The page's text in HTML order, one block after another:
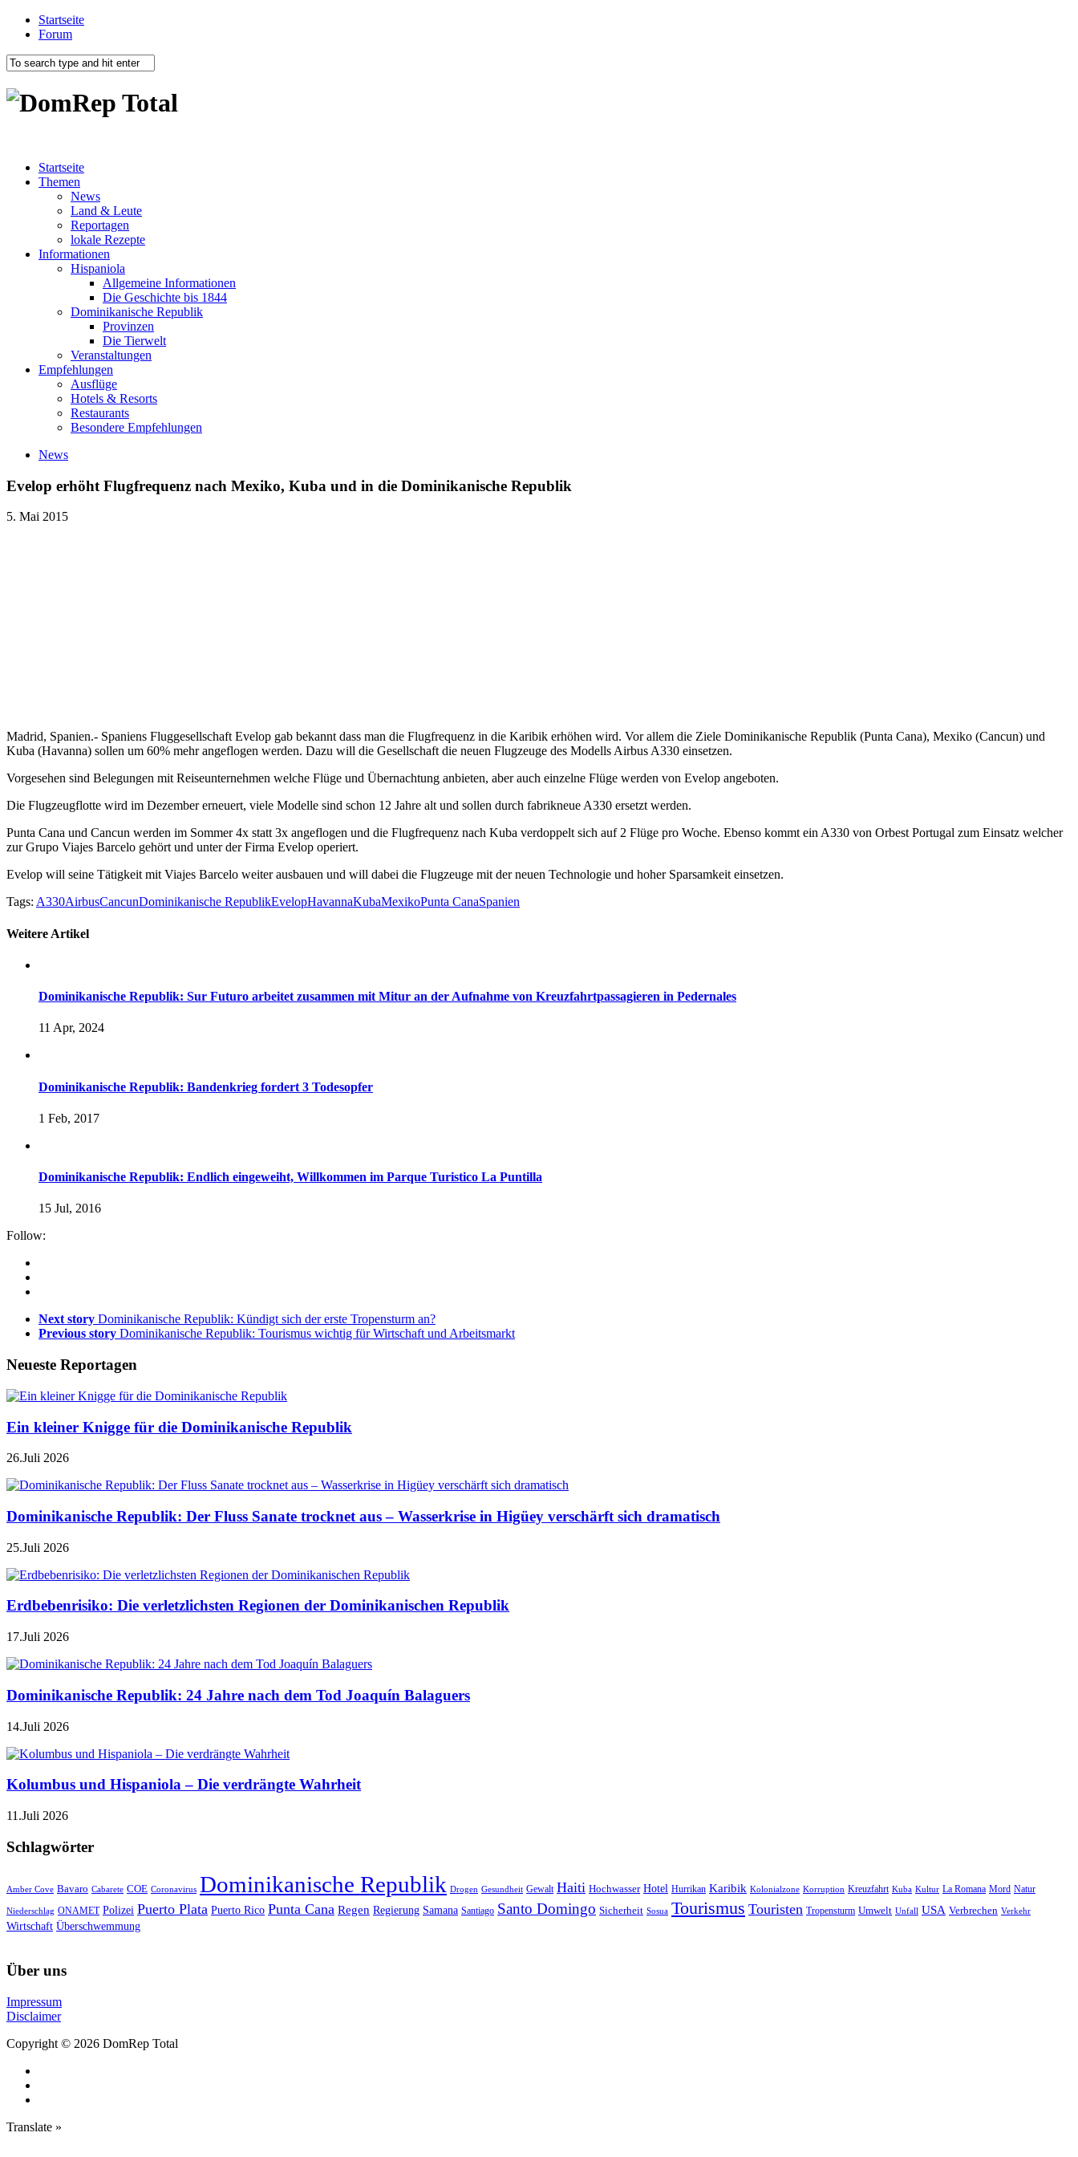
Startseite
Forum
Startseite
Themen
News
Land & Leute
Reportagen
lokale Rezepte
Informationen
Hispaniola
Allgemeine Informationen
Die Geschichte bis 1844
Dominikanische Republik
Provinzen
Die Tierwelt
Veranstaltungen
Empfehlungen
Ausflüge
Hotels & Resorts
Restaurants
Besondere Empfehlungen
News
Evelop erhöht Flugfrequenz nach Mexiko, Kuba und in die Dominikanische Republik
5. Mai 2015
Madrid, Spanien.- Spaniens Fluggesellschaft Evelop gab bekannt dass man die Flugfrequenz in die Karibik erhöhen wird. Vor allem die Ziele Dominikanische Republik (Punta Cana), Mexiko (Cancun) und
Kuba (Havanna) sollen um 60% mehr angeflogen werden. Dazu will die Gesellschaft die neuen Flugzeuge des Modells Airbus A330 einsetzen.
Vorgesehen sind Belegungen mit Reiseunternehmen welche Flüge und Übernachtung anbieten, aber auch einzelne Flüge werden von Evelop angeboten.
Die Flugzeugflotte wird im Dezember erneuert, viele Modelle sind schon 12 Jahre alt und sollen durch fabrikneue A330 ersetzt werden.
Punta Cana und Cancun werden im Sommer 4x statt 3x angeflogen und die Flugfrequenz nach Kuba verdoppelt sich auf 2 Flüge pro Woche. Ebenso kommt ein A330 von Orbest Portugal zum Einsatz welcher
zur Grupo Viajes Barcelo gehört und unter der Firma Evelop operiert.
Evelop will seine Tätigkeit mit Viajes Barcelo weiter ausbauen und will dabei die Flugzeuge mit der neuen Technologie und hoher Sparsamkeit einsetzen.
Tags: A330AirbusCancunDominikanische RepublikEvelopHavannaKubaMexikoPunta CanaSpanien
Weitere Artikel
Dominikanische Republik: Sur Futuro arbeitet zusammen mit Mitur an der Aufnahme von Kreuzfahrtpassagieren in Pedernales
11 Apr, 2024
Dominikanische Republik: Bandenkrieg fordert 3 Todesopfer
1 Feb, 2017
Dominikanische Republik: Endlich eingeweiht, Willkommen im Parque Turistico La Puntilla
15 Jul, 2016
Follow:
Next story Dominikanische Republik: Kündigt sich der erste Tropensturm an?
Previous story Dominikanische Republik: Tourismus wichtig für Wirtschaft und Arbeitsmarkt
Neueste Reportagen
Ein kleiner Knigge für die Dominikanische Republik
26.Juli 2026
Dominikanische Republik: Der Fluss Sanate trocknet aus – Wasserkrise in Higüey verschärft sich dramatisch
25.Juli 2026
Erdbebenrisiko: Die verletzlichsten Regionen der Dominikanischen Republik
17.Juli 2026
Dominikanische Republik: 24 Jahre nach dem Tod Joaquín Balaguers
14.Juli 2026
Kolumbus und Hispaniola – Die verdrängte Wahrheit
11.Juli 2026
Schlagwörter
Amber Cove Bavaro Cabarete COE Coronavirus Dominikanische Republik Drogen Gesundheit Gewalt Haiti Hochwasser Hotel Hurrikan Karibik Kolonialzone Korruption Kreuzfahrt Kuba Kultur La Romana Mord Natur
Niederschlag ONAMET Polizei Puerto Plata Puerto Rico Punta Cana Regen Regierung Samana Santiago Santo Domingo Sicherheit Sosua Tourismus Touristen Tropensturm Umwelt Unfall USA Verbrechen Verkehr
Wirtschaft Überschwemmung
Über uns
Impressum
Disclaimer
Copyright © 2026 DomRep Total
Translate »